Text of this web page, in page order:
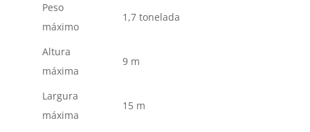
Peso
máximo
1,7 tonelada
Altura
máxima
9 m
Largura
máxima
15 m